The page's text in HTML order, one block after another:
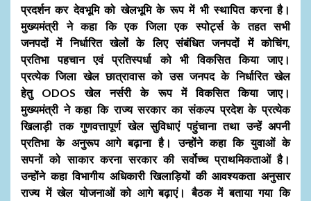
प्रदर्शन कर देवभूमि को खेलभूमि के रूप में भी स्थापित करना है।
मुख्यमंत्री ने कहा कि एक जिला एक स्पोर्ट्स के तहत सभी
जनपदों में निर्धारित खेलों के लिए संबंधित जनपदों में कोचिंग,
प्रतिभा पहचान एवं प्रतिस्पर्धा को भी विकसित किया जाए।
प्रत्येक जिला खेल छात्रावास को उस जनपद के निर्धारित खेल
हेतु ODOS खेल नर्सरी के रूप में विकसित किया जाए।
मुख्यमंत्री ने कहा कि राज्य सरकार का संकल्प प्रदेश के प्रत्येक
खिलाड़ी तक गुणवत्तापूर्ण खेल सुविधाएं पहुंचाना तथा उन्हें अपनी
प्रतिभा के अनुरूप आगे बढ़ाना है। उन्होंने कहा कि युवाओं के
सपनों को साकार करना सरकार की सर्वोच्च प्राथमिकताओं है।
उन्होंने कहा विभागीय अधिकारी खिलाड़ियों की आवश्यकता अनुसार
राज्य में खेल योजनाओं को आगे बढ़ाएं। बैठक में बताया गया कि